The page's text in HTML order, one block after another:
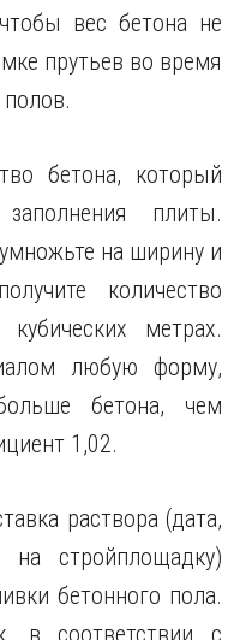
вес бетона не
прутьев во время
бетона, который
плиты.
на ширину и
количество
метрах.
любую форму,
бетона, чем
1,02.
раствора (дата,
стройплощадку)
бетонного пола.
в соответствии с